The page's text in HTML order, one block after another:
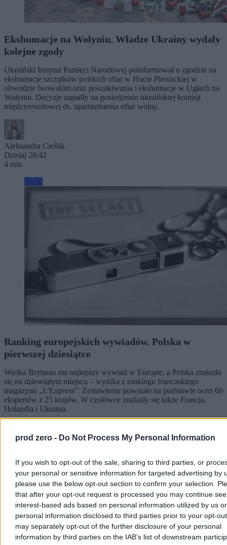
prod zero - Do Not Process My Personal Information
If you wish to opt-out of the sale, sharing to third parties, or
your personal or sensitive information for targeted advertising by
please use the below opt-out section to confirm your selection.
that after your opt-out request is processed you may continue
interest-based ads based on personal information utilized by us or
personal information disclosed to third parties prior to your opt-
may separately opt-out of the further disclosure of your personal
information by third parties on the IAB’s list of downstream
Ekshumacje na Wołyniu. Władze Ukrainy wydały
kolejne zgody
Ukraiński Instytut Pamięci Narodowej poinformował o zgodzie na
ekshumacje szczątków polskich ofiar w Hucie Pieniackiej w
obwodzie lwowskim oraz poszukiwania i ekshumacje w Ugłach na
Wołyniu. Decyzje zapadły na posiedzeniu ukraińskiej komisji
międzyresortowej ds. upamiętnienia ofiar wojny.
Aleksandra Cieślik
Dzisiaj 20:42
4 min
Ranking europejskich wywiadów. Polska w
pierwszej dziesiątce
Wielka Brytania ma najlepszy wywiad w Europie, a Polska znalazła
się na dziewiątym miejscu – wynika z rankingu francuskiego
magazynu „L'Express”. Zestawienie powstało na podstawie ocen 60
ekspertów z 25 krajów. W czołówce znalazły się także Francja,
Holandia i Ukraina.
4 min
Reklama
Reklama